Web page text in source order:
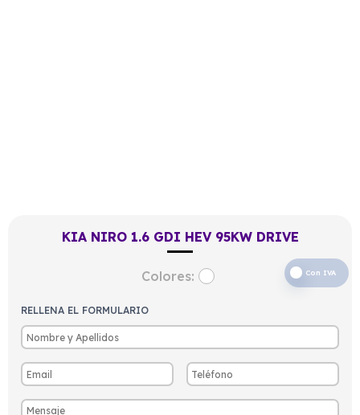
KIA NIRO 1.6 GDI HEV 95KW DRIVE
Con IVA
Colores:
RELLENA EL FORMULARIO